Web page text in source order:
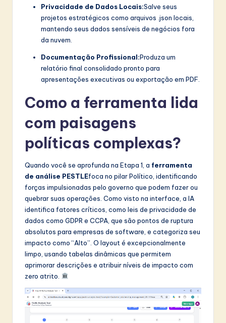
Privacidade de Dados Locais:Salve seus
projetos estratégicos como arquivos .json locais,
mantendo seus dados sensíveis de negócios fora
da nuvem.
Documentação Profissional:Produza um
relatório final consolidado pronto para
apresentações executivas ou exportação em PDF.
Como a ferramenta lida
com paisagens
políticas complexas?
Quando você se aprofunda na Etapa 1, a ferramenta
de análise PESTLEfoca no pilar Político, identificando
forças impulsionadas pelo governo que podem fazer ou
quebrar suas operações. Como visto na interface, a IA
identifica fatores críticos, como leis de privacidade de
dados como GDPR e CCPA, que são pontos de ruptura
absolutos para empresas de software, e categoriza seu
impacto como “Alto”. O layout é excepcionalmente
limpo, usando tabelas dinâmicas que permitem
aprimorar descrições e atribuir níveis de impacto com
zero atrito.